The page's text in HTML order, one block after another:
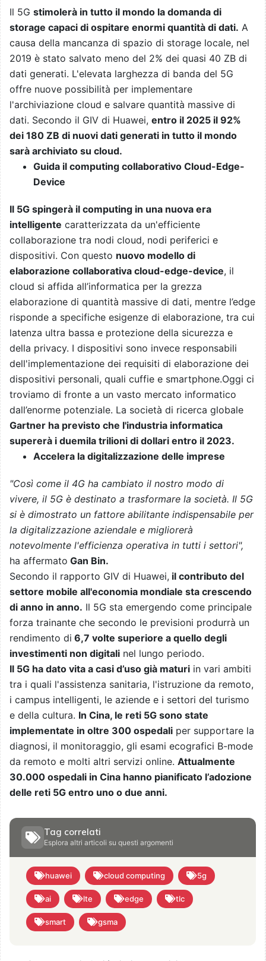
Il 5G stimolerà in tutto il mondo la domanda di
storage capaci di ospitare enormi quantità di dati. A
causa della mancanza di spazio di storage locale, nel
2019 è stato salvato meno del 2% dei quasi 40 ZB di
dati generati. L'elevata larghezza di banda del 5G
offre nuove possibilità per implementare
l'archiviazione cloud e salvare quantità massive di
dati. Secondo il GIV di Huawei, entro il 2025 il 92%
dei 180 ZB di nuovi dati generati in tutto il mondo
sarà archiviato su cloud.
Guida il computing collaborativo Cloud-Edge-
Device
Il 5G spingerà il computing in una nuova era
intelligente caratterizzata da un'efficiente
collaborazione tra nodi cloud, nodi periferici e
dispositivi. Con questo nuovo modello di
elaborazione collaborativa cloud-edge-device, il
cloud si affida all’informatica per la grezza
elaborazione di quantità massive di dati, mentre l’edge
risponde a specifiche esigenze di elaborazione, tra cui
latenza ultra bassa e protezione della sicurezza e
della privacy. I dispositivi sono invece responsabili
dell'implementazione dei requisiti di elaborazione dei
dispositivi personali, quali cuffie e smartphone.Oggi ci
troviamo di fronte a un vasto mercato informatico
dall’enorme potenziale. La società di ricerca globale
Gartner ha previsto che l'industria informatica
supererà i duemila trilioni di dollari entro il 2023.
Accelera la digitalizzazione delle imprese
"Così come il 4G ha cambiato il nostro modo di
vivere, il 5G è destinato a trasformare la società. Il 5G
si è dimostrato un fattore abilitante indispensabile per
la digitalizzazione aziendale e migliorerà
notevolmente l'efficienza operativa in tutti i settori",
ha affermato Gan Bin.
Secondo il rapporto GIV di Huawei, il contributo del
settore mobile all'economia mondiale sta crescendo
di anno in anno. Il 5G sta emergendo come principale
forza trainante che secondo le previsioni produrrà un
rendimento di 6,7 volte superiore a quello degli
investimenti non digitali nel lungo periodo.
Il 5G ha dato vita a casi d’uso già maturi in vari ambiti
tra i quali l'assistenza sanitaria, l'istruzione da remoto,
i campus intelligenti, le aziende e i settori del turismo
e della cultura. In Cina, le reti 5G sono state
implementate in oltre 300 ospedali per supportare la
diagnosi, il monitoraggio, gli esami ecografici B-mode
da remoto e molti altri servizi online. Attualmente
30.000 ospedali in Cina hanno pianificato l’adozione
delle reti 5G entro uno o due anni.
Tag correlati
Esplora altri articoli su questi argomenti
huawei cloud computing 5g
ai lte edge tlc
smart gsma